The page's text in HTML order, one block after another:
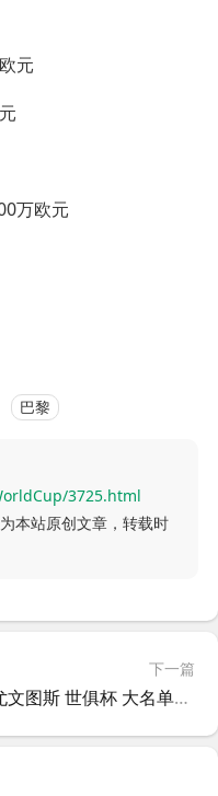
元
万欧元
巴黎
3725.html
本站原创文章，转载时
下一篇
尤文图斯 世俱杯 大名单：弗拉霍维奇、穆阿尼、小孔塞桑在列